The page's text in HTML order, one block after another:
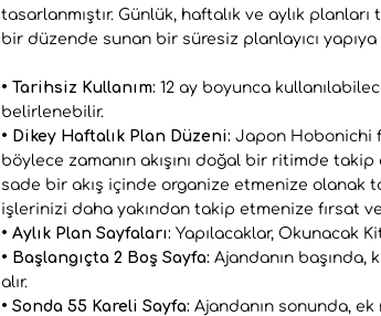
tasarlanmıştır. Günlük, haftalık ve aylık
bir düzende sunan bir süresiz planlayıcı
• Tarihsiz Kullanım: 12 ay boyunca
belirlenebilir.
• Dikey Haftalık Plan Düzeni: Japon Hobonichi
böylece zamanın akışını doğal bir ritimde
sade bir akış içinde organize etmenize olanak
işlerinizi daha yakından takip etmenize fırsat
• Aylık Plan Sayfaları: Yapılacaklar, Okunacak
• Başlangıçta 2 Boş Sayfa: Ajandanın başında,
alır.
• Sonda 55 Kareli Sayfa: Ajandanın sonunda,